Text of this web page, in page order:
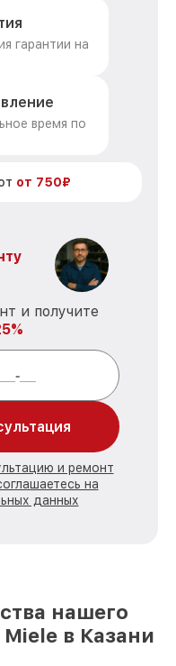
гарантии на
время по
от 750₽
и получите
и ремонт
на
данных
нашего
в Казани